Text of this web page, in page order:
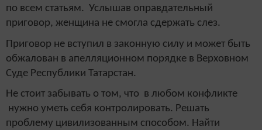
по всем статьям. Услышав оправдательный
приговор, женщина не смогла сдержать слез.
Приговор не вступил в законную силу и может быть
обжалован в апелляционном порядке в Верховном
Суде Республики Татарстан.
Не стоит забывать о том, что в любом конфликте
нужно уметь себя контролировать. Решать
проблему цивилизованным способом. Найти